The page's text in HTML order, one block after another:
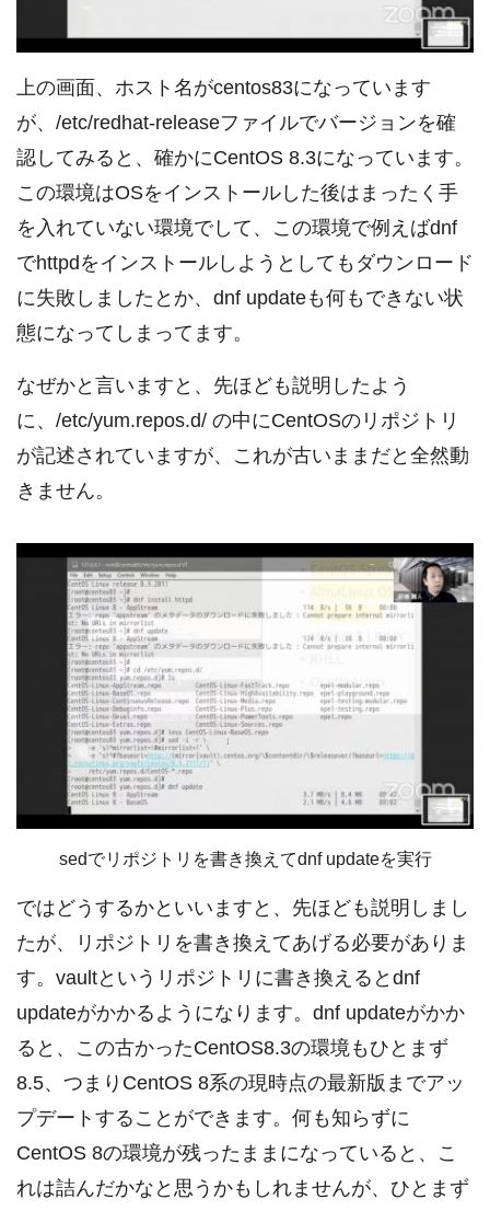
上の画面、ホスト名がcentos83になっています
が、/etc/redhat-releaseファイルでバージョンを確
認してみると、確かにCentOS 8.3になっています。
この環境はOSをインストールした後はまったく手
を入れていない環境でして、この環境で例えばdnf
でhttpdをインストールしようとしてもダウンロード
に失敗しましたとか、dnf updateも何もできない状
態になってしまってます。
なぜかと言いますと、先ほども説明したよう
に、/etc/yum.repos.d/ の中にCentOSのリポジトリ
が記述されていますが、これが古いままだと全然動
きません。
sedでリポジトリを書き換えてdnf updateを実行
ではどうするかといいますと、先ほども説明しまし
たが、リポジトリを書き換えてあげる必要がありま
す。vaultというリポジトリに書き換えるとdnf
updateがかかるようになります。dnf updateがかか
ると、この古かったCentOS8.3の環境もひとまず
8.5、つまりCentOS 8系の現時点の最新版までアッ
プデートすることができます。何も知らずに
CentOS 8の環境が残ったままになっていると、こ
れは詰んだかなと思うかもしれませんが、ひとまず